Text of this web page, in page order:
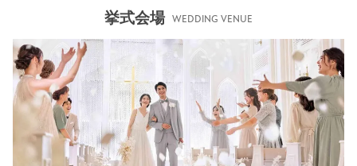
挙式会場 WEDDING VENUE